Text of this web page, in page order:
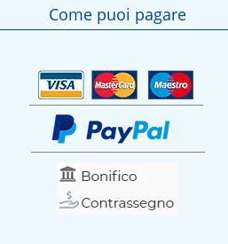
Come puoi pagare